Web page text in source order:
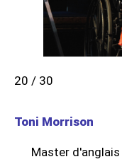
20 / 30
Toni Morrison
Master